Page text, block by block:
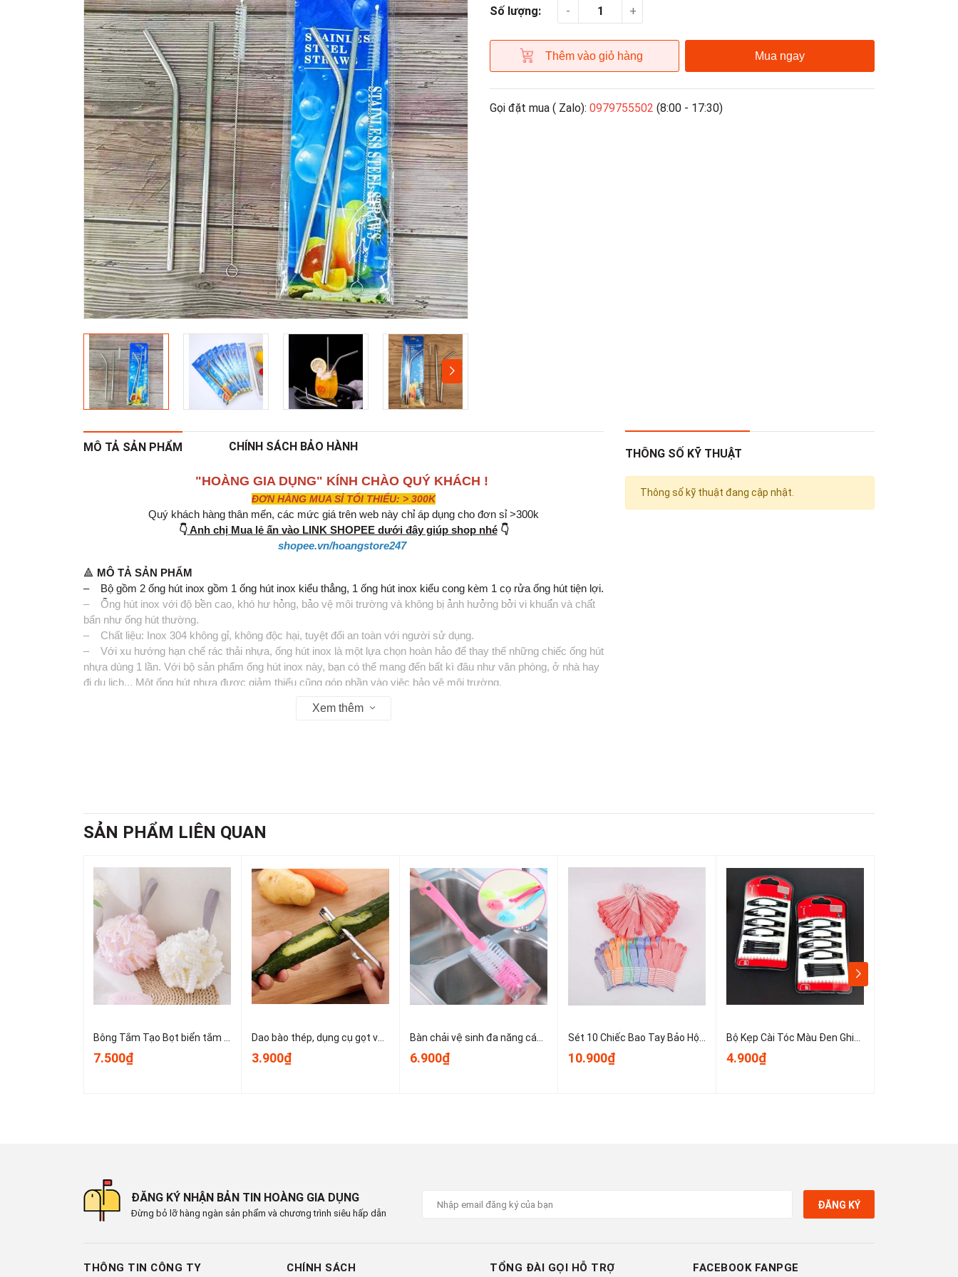
Số lượng: - +
Thêm vào giỏ hàng Mua ngay
Gọi đặt mua ( Zalo): 0979755502 (8:00 - 17:30)
MÔ TẢ SẢN PHẨM CHÍNH SÁCH BẢO HÀNH
"HOÀNG GIA DỤNG" KÍNH CHÀO QUÝ KHÁCH !
ĐƠN HÀNG MUA SỈ TỐI THIỂU: > 300K
Quý khách hàng thân mến, các mức giá trên web này chỉ áp dụng cho đơn sỉ >300k
👇Anh chị Mua lẻ ấn vào LINK SHOPEE dưới đây giúp shop nhé👇
shopee.vn/hoangstore247
🔺 MÔ TẢ SẢN PHẨM
– Bộ gồm 2 ống hút inox gồm 1 ống hút inox kiểu thẳng, 1 ống hút inox kiểu cong kèm 1 cọ rửa ống hút tiện lợi.
– Ống hút inox với độ bền cao, khó hư hỏng, bảo vệ môi trường và không bị ảnh hưởng bởi vi khuẩn và chất
bẩn như ống hút thường.
– Chất liệu: Inox 304 không gỉ, không độc hại, tuyệt đối an toàn với người sử dụng.
– Với xu hướng hạn chế rác thải nhựa, ống hút inox là một lựa chọn hoàn hảo để thay thế những chiếc ống hút
nhựa dùng 1 lần. Với bộ sản phẩm ống hút inox này, bạn có thể mang đến bất kì đâu như văn phòng, ở nhà hay
đi du lịch... Một ống hút nhựa được giảm thiểu cũng góp phần vào việc bảo vệ môi trường.
📞 Hotline : 0902.960.976 (Ms Thúy Vy)
🕗 Thời gian làm việc : Sáng 8:00 - 12:00 & Chiều 13:30 - 17:30
🚛 Giao hàng toàn quốc
#onghut #binhnuoc #binhgiunhiet #coruaonghut #covesinh
Xem thêm
THÔNG SỐ KỸ THUẬT
Thông số kỹ thuật đang cập nhật.
SẢN PHẨM LIÊN QUAN
Bông Tắm Tạo Bọt biển tắm lớn, bọt biển tắm cao cấp không bị lan rộng, siêu mềm và dễ tạo bọt A3553
7.500₫
Dao bào thép, dụng cụ gọt vỏ kim loại, dụng cụ gọt vỏ trái cây và rau củ nhỏ gọn dễ sử dụng T1243
3.900₫
Bàn chải vệ sinh đa năng cán dài dùng để vệ sinh nồi, cốc, tách trà, bình giữ nhiệt, bình sữa trẻ em A1934
6.900₫
Sét 10 Chiếc Bao Tay Bảo Hộ Lao Động ,Găng tay đan sọc nhiều màu, găng tay làm việc, găng tay len A0331
10.900₫
Bộ Kẹp Cài Tóc Màu Đen Ghim Bên Gọn Gàng, Kẹp Tóc Nữ Kẹp Mini Cố Định Tóc Không Trơn Trượt T1123
4.900₫
ĐĂNG KÝ NHẬN BẢN TIN HOÀNG GIA DỤNG
Đừng bỏ lỡ hàng ngàn sản phẩm và chương trình siêu hấp dẫn
ĐĂNG KÝ
THÔNG TIN CÔNG TY CHÍNH SÁCH TỔNG ĐÀI GỌI HỖ TRỢ FACEBOOK FANPGE